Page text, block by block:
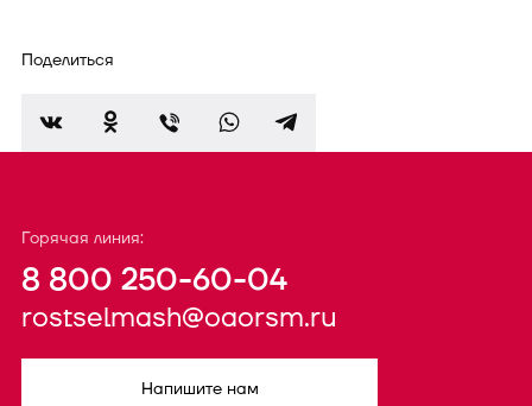
Поделиться
Горячая линия:
8 800 250-60-04
rostselmash@oaorsm.ru
Напишите нам